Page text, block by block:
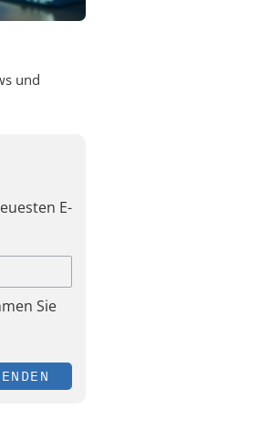
und
E-
Sie